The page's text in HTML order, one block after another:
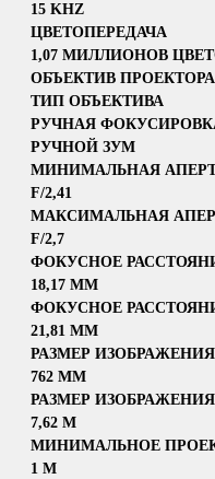
15 KHZ
ЦВЕТОПЕРЕДАЧА
1,07 МИЛЛИОНОВ
ОБЪЕКТИВ ПРОЕКТОРА
ТИП ОБЪЕКТИВА
РУЧНАЯ
РУЧНОЙ ЗУМ
МИНИМАЛЬНАЯ
F/2,41
МАКСИМАЛЬНАЯ
F/2,7
ФОКУСНОЕ
18,17 ММ
ФОКУСНОЕ
21,81 ММ
РАЗМЕР
762 ММ
РАЗМЕР
7,62 M
МИНИМАЛЬНОЕ
1 M